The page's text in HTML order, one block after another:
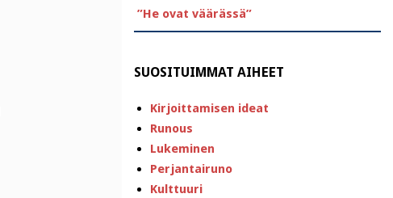
”He ovat väärässä”
SUOSITUIMMAT AIHEET
Kirjoittamisen ideat
Runous
Lukeminen
Perjantairuno
Kulttuuri